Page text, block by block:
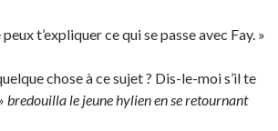
peux t’expliquer ce qui se passe avec Fay. »
chose à ce sujet ? Dis-le-moi s’il te
bredouilla le jeune hylien en se retournant